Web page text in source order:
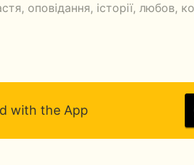
оповідання, історії, любов,
with the App